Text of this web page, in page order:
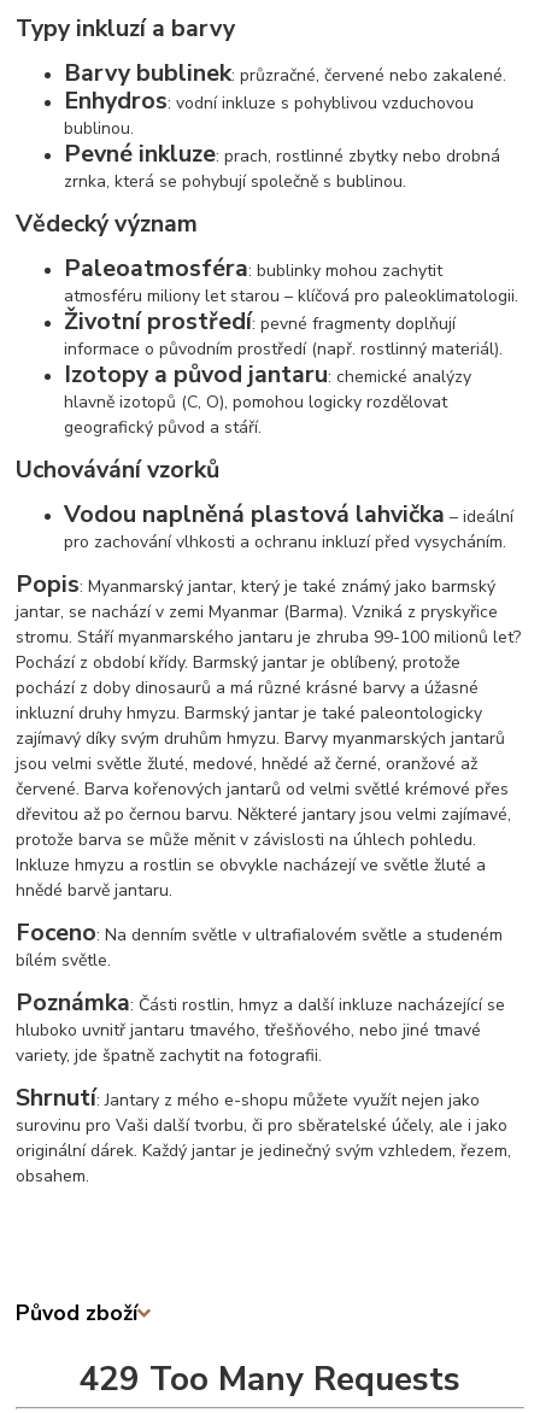
Typy inkluzí a barvy
Barvy bublinek: průzračné, červené nebo zakalené.
Enhydros: vodní inkluze s pohyblivou vzduchovou
bublinou.
Pevné inkluze: prach, rostlinné zbytky nebo drobná
zrnka, která se pohybují společně s bublinou.
Vědecký význam
Paleoatmosféra: bublinky mohou zachytit
atmosféru miliony let starou – klíčová pro paleoklimatologii.
Životní prostředí: pevné fragmenty doplňují
informace o původním prostředí (např. rostlinný materiál).
Izotopy a původ jantaru: chemické analýzy
hlavně izotopů (C, O), pomohou logicky rozdělovat
geografický původ a stáří.
Uchovávání vzorků
Vodou naplněná plastová lahvička – ideální
pro zachování vlhkosti a ochranu inkluzí před vysycháním.
Popis: Myanmarský jantar, který je také známý jako barmský
jantar, se nachází v zemi Myanmar (Barma). Vzniká z pryskyřice
stromu. Stáří myanmarského jantaru je zhruba 99-100 milionů let?
Pochází z období křídy. Barmský jantar je oblíbený, protože
pochází z doby dinosaurů a má různé krásné barvy a úžasné
inkluzní druhy hmyzu. Barmský jantar je také paleontologicky
zajímavý díky svým druhům hmyzu. Barvy myanmarských jantarů
jsou velmi světle žluté, medové, hnědé až černé, oranžové až
červené. Barva kořenových jantarů od velmi světlé krémové přes
dřevitou až po černou barvu. Některé jantary jsou velmi zajímavé,
protože barva se může měnit v závislosti na úhlech pohledu.
Inkluze hmyzu a rostlin se obvykle nacházejí ve světle žluté a
hnědé barvě jantaru.
Foceno: Na denním světle v ultrafialovém světle a studeném
bílém světle.
Poznámka: Části rostlin, hmyz a další inkluze nacházející se
hluboko uvnitř jantaru tmavého, třešňového, nebo jiné tmavé
variety, jde špatně zachytit na fotografii.
Shrnutí: Jantary z mého e-shopu můžete využít nejen jako
surovinu pro Vaši další tvorbu, či pro sběratelské účely, ale i jako
originální dárek. Každý jantar je jedinečný svým vzhledem, řezem,
obsahem.
Původ zboží
429 Too Many Requests